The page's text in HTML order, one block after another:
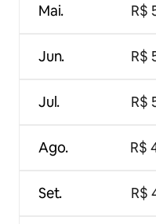
Mai.
Jun.
Jul.
Ago.
Set.
R$
R$
R$
R$
R$